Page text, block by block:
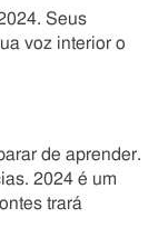
Seus
voz interior o
de aprender.
2024 é um
trará